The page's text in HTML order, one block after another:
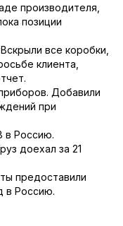
производителя,
позиции
все коробки,
клиента,
Добавили
при
в Россию.
доехал за 21
предоставили
в Россию.